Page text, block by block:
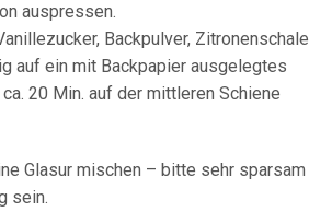
auspressen.
Backpulver, Zitronenschale
auf ein mit Backpapier ausgelegtes
20 Min. auf der mittleren Schiene
Glasur mischen – bitte sehr sparsam
sein.